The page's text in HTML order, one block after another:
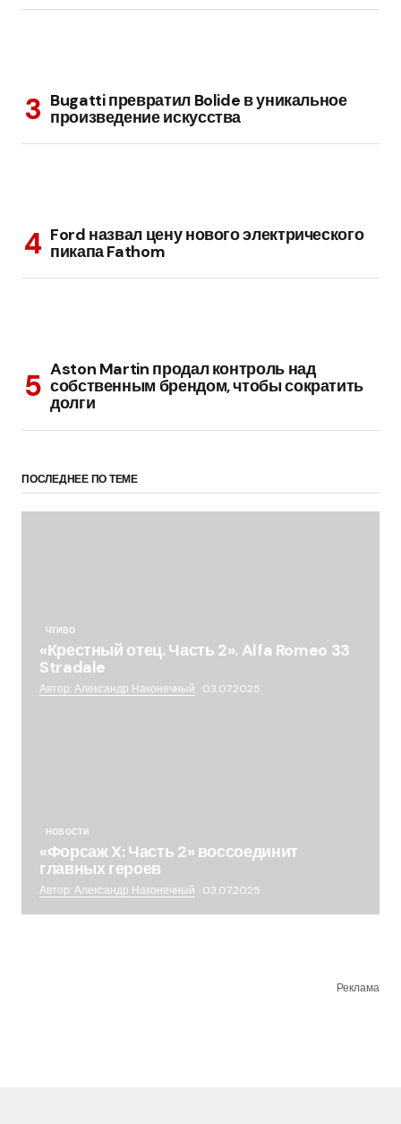
Bugatti превратил Bolide в уникальное
произведение искусства
Ford назвал цену нового электрического
пикапа Fathom
Aston Martin продал контроль над
собственным брендом, чтобы сократить
долги
ПОСЛЕДНЕЕ ПО ТЕМЕ
ЧТИВО
«Крестный отец. Часть 2». Alfa Romeo 33
Stradale
Автор: Александр Наконечный 03.07.2025
НОВОСТИ
«Форсаж X: Часть 2» воссоединит
главных героев
Автор: Александр Наконечный 03.07.2025
Реклама